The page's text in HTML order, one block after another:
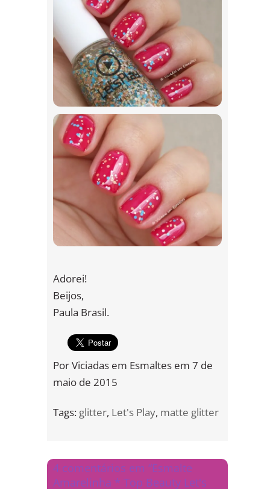
Adorei!
Beijos,
Paula Brasil.
PorViciadas em Esmaltes em 7 de
maio de 2015
Tags: glitter, Let's Play, matte glitter
4 comentários em “Esmalte
Amarelinha * Top Beauty Let's